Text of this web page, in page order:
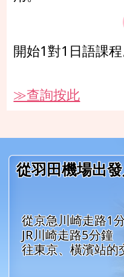
開始1對1日語課程
≫查詢按此
從羽田機場出
從京急川崎走路1
JR川崎走路5分鐘
往東京、橫濱站的